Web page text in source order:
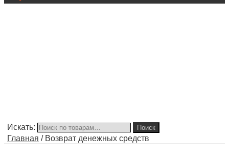
Искать: Поиск
Главная / Возврат денежных средств